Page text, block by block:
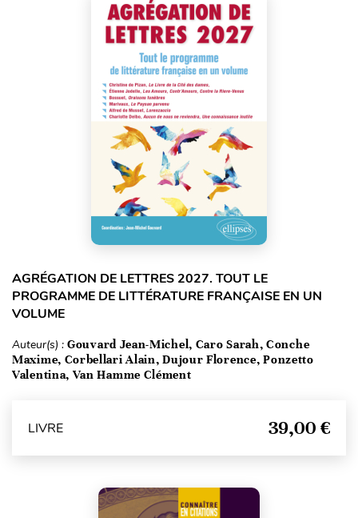
AGRÉGATION DE LETTRES 2027. TOUT LE
PROGRAMME DE LITTÉRATURE FRANÇAISE EN UN
VOLUME
Auteur(s) : Gouvard Jean-Michel, Caro Sarah, Conche
Maxime, Corbellari Alain, Dujour Florence, Ponzetto
Valentina, Van Hamme Clément
LIVRE 39,00 €